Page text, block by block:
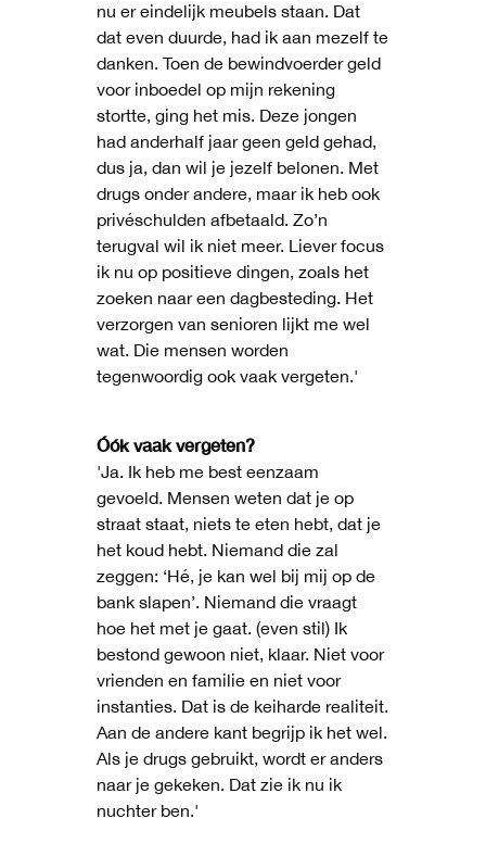
nu er eindelijk meubels staan. Dat
dat even duurde, had ik aan mezelf te
danken. Toen de bewindvoerder geld
voor inboedel op mijn rekening
stortte, ging het mis. Deze jongen
had anderhalf jaar geen geld gehad,
dus ja, dan wil je jezelf belonen. Met
drugs onder andere, maar ik heb ook
privéschulden afbetaald. Zo’n
terugval wil ik niet meer. Liever focus
ik nu op positieve dingen, zoals het
zoeken naar een dagbesteding. Het
verzorgen van senioren lijkt me wel
wat. Die mensen worden
tegenwoordig ook vaak vergeten.'
Óók vaak vergeten?
'Ja. Ik heb me best eenzaam
gevoeld. Mensen weten dat je op
straat staat, niets te eten hebt, dat je
het koud hebt. Niemand die zal
zeggen: ‘Hé, je kan wel bij mij op de
bank slapen’. Niemand die vraagt
hoe het met je gaat. (even stil) Ik
bestond gewoon niet, klaar. Niet voor
vrienden en familie en niet voor
instanties. Dat is de keiharde realiteit.
Aan de andere kant begrijp ik het wel.
Als je drugs gebruikt, wordt er anders
naar je gekeken. Dat zie ik nu ik
nuchter ben.'